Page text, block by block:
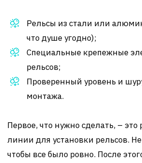
Рельсы из стали или
что душе угодно);
Специальные крепежные
рельсов;
Проверенный уровень и
монтажа.
Первое, что нужно сделать, – это
линии для установки рельсов.
чтобы все было ровно. После